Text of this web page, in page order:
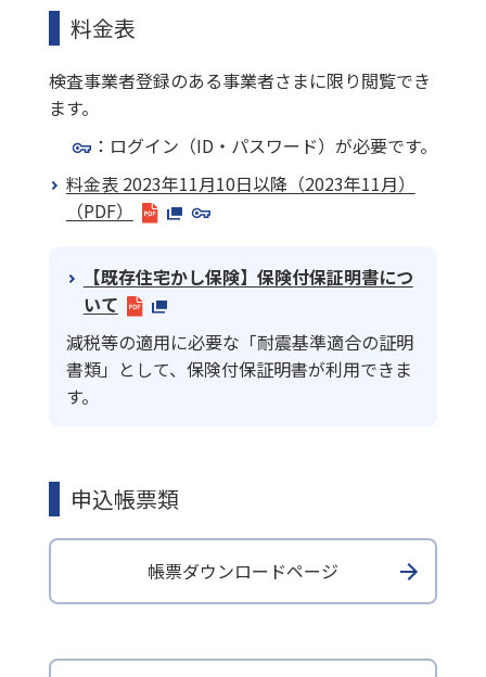
料金表
検査事業者登録のある事業者さまに限り閲覧でき
ます。
：ログイン（ID・パスワード）が必要です。
料金表 2023年11月10日以降（2023年11月）
（PDF）
【既存住宅かし保険】保険付保証明書につ
いて
減税等の適用に必要な「耐震基準適合の証明
書類」として、保険付保証明書が利用できま
す。
申込帳票類
帳票ダウンロードページ